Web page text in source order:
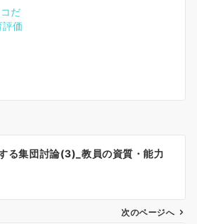
だ
価
る集団討論(3)_教員の資質・能力
次のページへ